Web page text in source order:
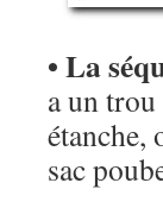
• La
a un
étanche,
sac